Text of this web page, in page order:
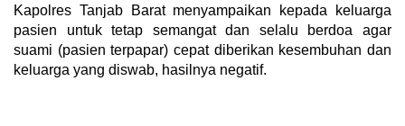
Kapolres Tanjab Barat menyampaikan kepada keluarga
pasien untuk tetap semangat dan selalu berdoa agar
suami (pasien terpapar) cepat diberikan kesembuhan dan
keluarga yang diswab, hasilnya negatif.